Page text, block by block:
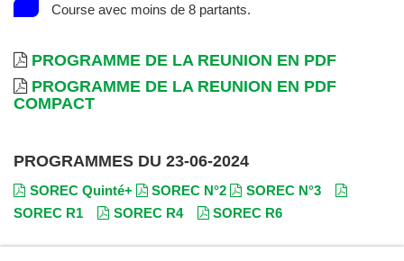
Course avec moins de 8 partants.
PROGRAMME DE LA REUNION EN PDF
PROGRAMME DE LA REUNION EN PDF
COMPACT
PROGRAMMES DU 23-06-2024
SOREC Quinté+ SOREC N°2
SOREC N°3
SOREC R1
SOREC R4 SOREC R6